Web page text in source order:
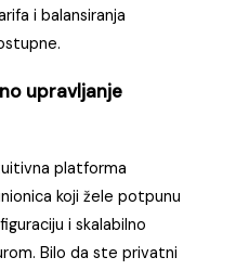
i balansiranja
upravljanje
platforma
koji žele potpunu
i skalabilno
Bilo da ste privatni